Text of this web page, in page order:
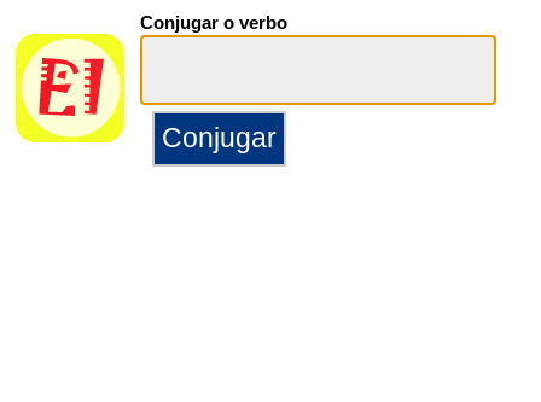
Conjugar o verbo